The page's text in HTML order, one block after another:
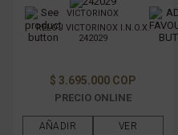
VICTORINOX
RELOJ VICTORINOX I.N.O.X.
242029
$ 3.695.000 COP
PRECIO ONLINE
AÑADIR VER